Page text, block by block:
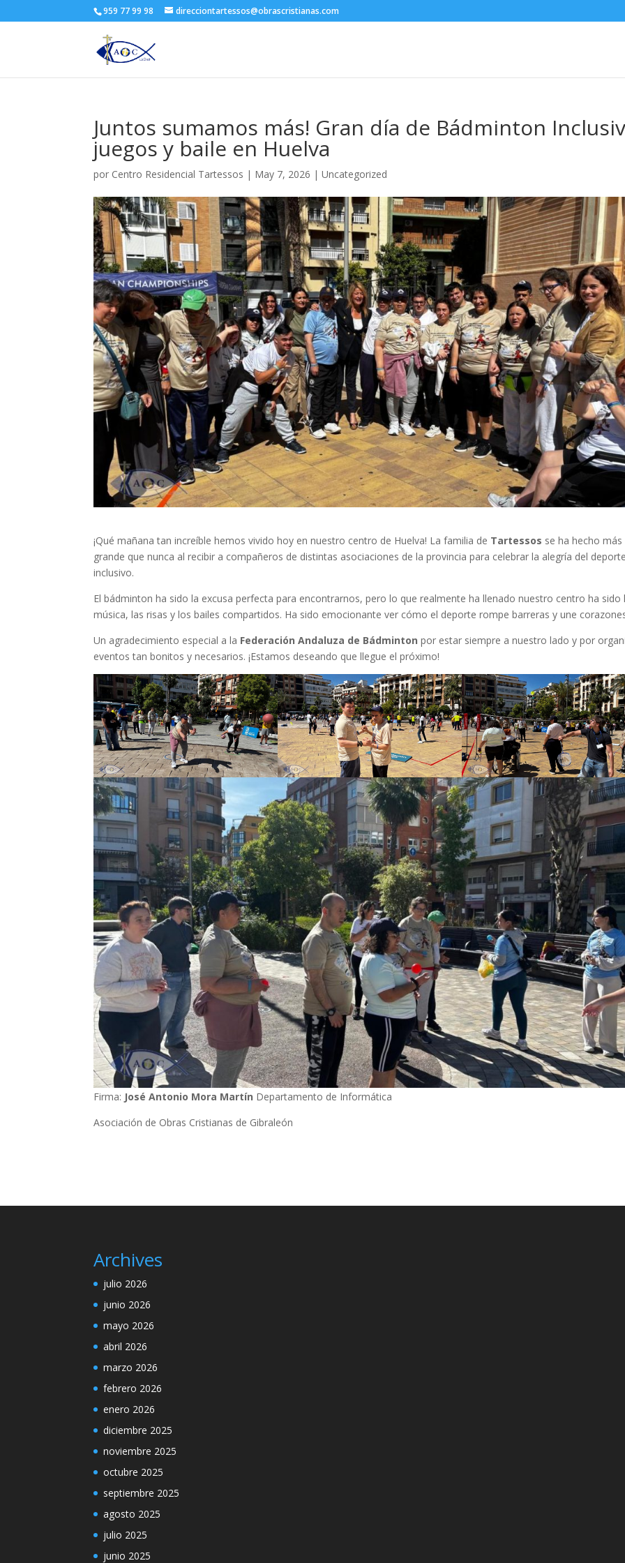
959 77 99 98 direcciontartessos@obrascristianas.com
Juntos sumamos más! Gran día de Bádminton
juegos y baile en Huelva
por Centro Residencial Tartessos | May 7, 2026 |Uncategorized
¡Qué mañana tan increíble hemos vivido hoy en nuestro centro de Huelva! La familia de Tartessos se ha hecho más
grande que nunca al recibir a compañeros de distintas asociaciones de la provincia para celebrar la alegría del
inclusivo.
El bádminton ha sido la excusa perfecta para encontrarnos, pero lo que realmente ha llenado nuestro centro ha sido
música, las risas y los bailes compartidos. Ha sido emocionante ver cómo el deporte rompe barreras y une
Un agradecimiento especial a la Federación Andaluza de Bádminton por estar siempre a nuestro lado y por
eventos tan bonitos y necesarios. ¡Estamos deseando que llegue el próximo!
Firma: José Antonio Mora Martín Departamento de Informática
Asociación de Obras Cristianas de Gibraleón
Archives
julio 2026
junio 2026
mayo 2026
abril 2026
marzo 2026
febrero 2026
enero 2026
diciembre 2025
noviembre 2025
octubre 2025
septiembre 2025
agosto 2025
julio 2025
junio 2025